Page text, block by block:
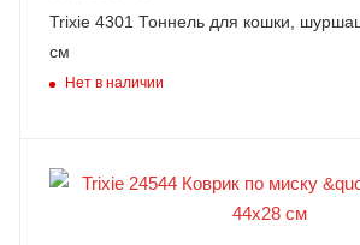
Trixie 4301 Тоннель для кошки,
см
Нет в наличии